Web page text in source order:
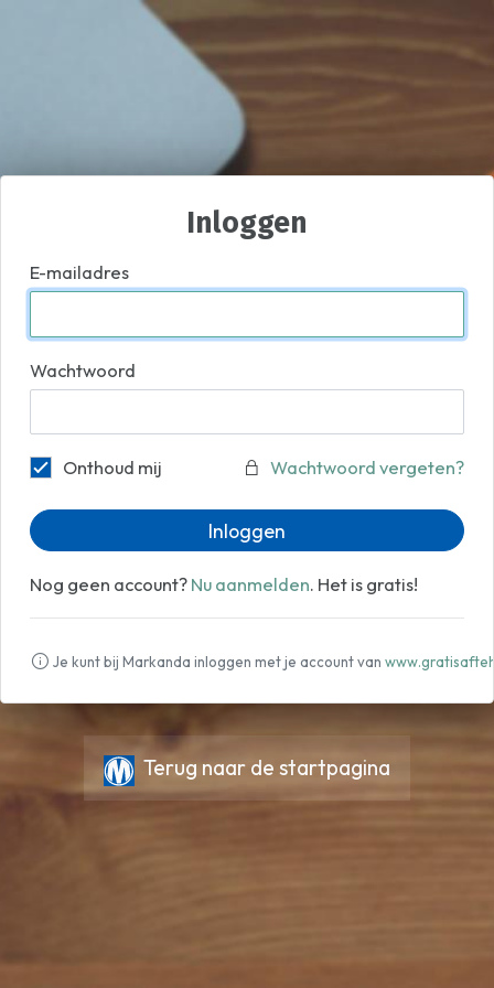
Inloggen
E-mailadres
Wachtwoord
Wachtwoord vergeten?
Onthoud mij
Inloggen
Nog geen account? Nu aanmelden. Het is gratis!
Je kunt bij Markanda inloggen met je account van
Terug naar de startpagina